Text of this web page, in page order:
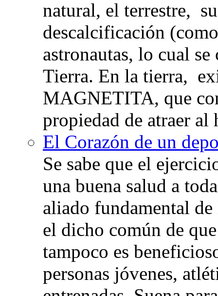
natural, el terrestre,
descalcificación
astronautas, lo cual
Tierra. En la tierra,
MAGNETITA, que
propiedad de atraer
El Corazón de un
Se sabe que el
una buena salud a
aliado fundamental
el dicho común de
tampoco es
personas jóvenes,